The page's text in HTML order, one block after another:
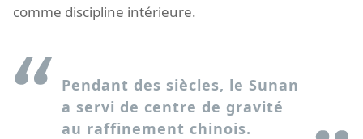
comme discipline intérieure.
Pendant des siècles, le Sunan
a servi de centre de gravité
au raffinement chinois.